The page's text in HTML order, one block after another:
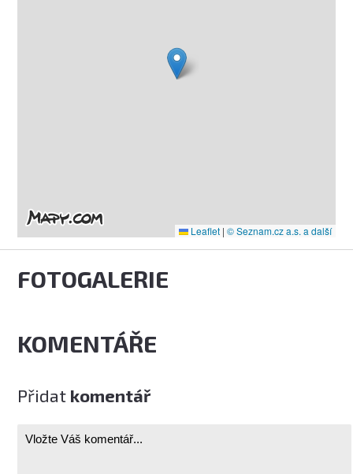
Leaflet | © Seznam.cz a.s. a další
FOTOGALERIE
KOMENTÁŘE
Přidat komentář